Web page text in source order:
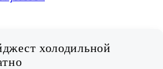
холодильной